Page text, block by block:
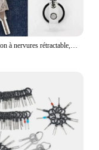
Mousqueton à nervures rétractable, équipement de mousqueton, câble métallique en acier, porte-clés à ressort, outil de porte-clés sportif en plein air